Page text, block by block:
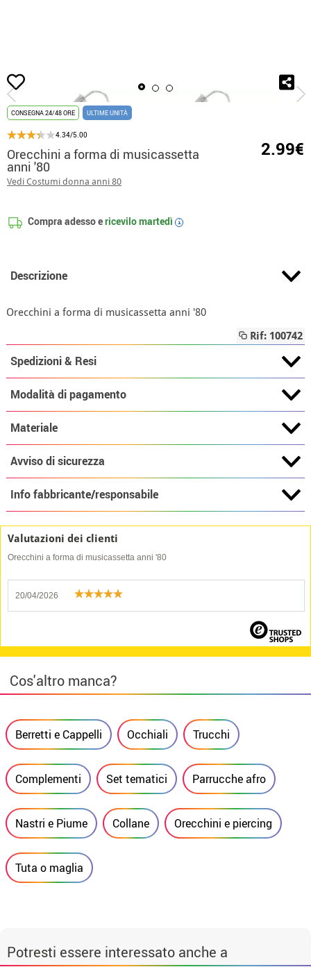
Inizio Orecchini a forma di musicassetta anni '80
CONSEGNA 24/48 ORE ULTIME UNITÀ
4.34/5.00
Orecchini a forma di musicassetta
anni '80
Vedi Costumi donna anni 80
2.99€
Compra adesso ericevilomartedì i
Descrizione
Orecchini a forma di musicassetta anni '80
Rif: 100742
Spedizioni & Resi
Modalità di pagamento
Materiale
Avviso di sicurezza
Info fabbricante/responsabile
Valutazioni dei clienti
Orecchini a forma di musicassetta anni '80
20/04/2026
Cos'altro manca?
Berretti e Cappelli Occhiali Trucchi
Complementi Set tematici Parrucche afro
Nastri e Piume Collane Orecchini e piercing
Tuta o maglia
Potresti essere interessato anche a